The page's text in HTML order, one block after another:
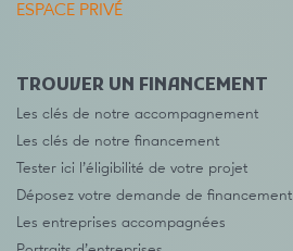
ESPACE PRIVÉ
TROUVER UN FINANCEMENT
Les clés de notre accompagnement
Les clés de notre financement
Tester ici l’éligibilité de votre projet
Déposez votre demande de financement
Les entreprises accompagnées